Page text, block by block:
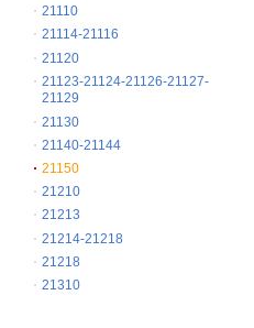
21110
21114-21116
21120
21123-21124-21126-21127-
21129
21130
21140-21144
21150
21210
21213
21214-21218
21218
21310